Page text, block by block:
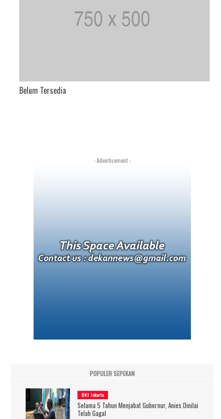
Belum Tersedia
- Advertisement -
POPULER SEPEKAN
DKI Jakarta
Selama 5 Tahun Menjabat Gubernur, Anies Dinilai
Telah Gagal